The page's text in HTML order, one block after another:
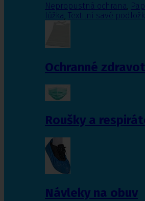
Nepropustná ochrana,
lůžka, Textilní savé
Ochranné
Roušky a
Návleky na obuv